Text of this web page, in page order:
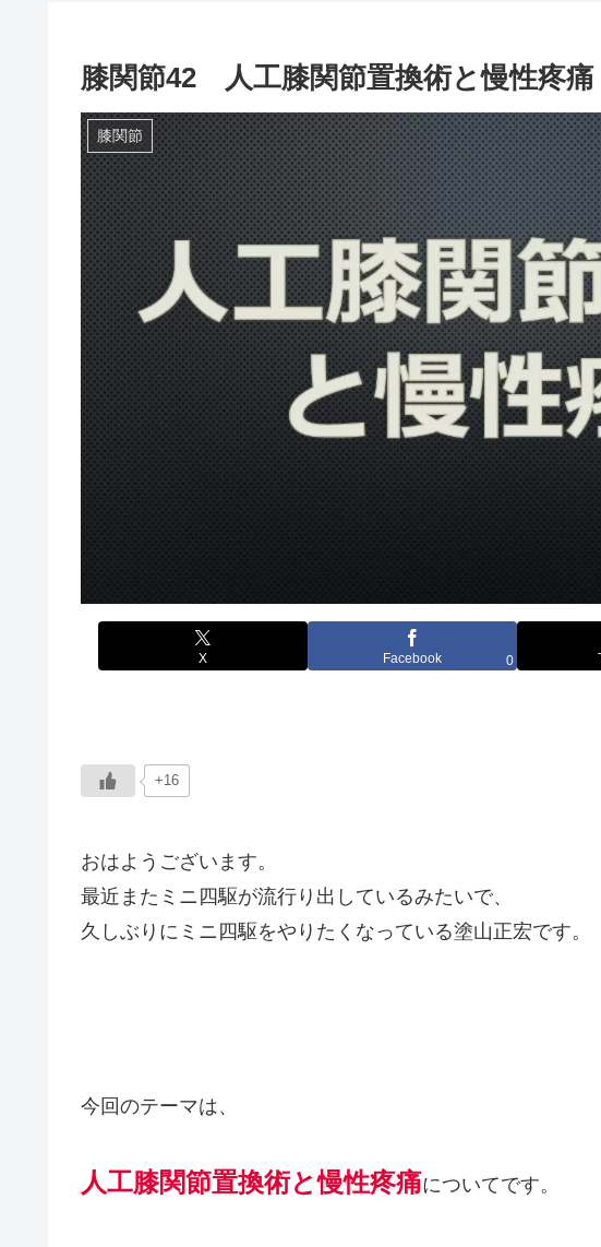
膝関節42 人工膝関節置換術と慢性疼痛
膝関節
X Facebook 0
+16
おはようございます。
最近またミニ四駆が流行り出しているみたいで、
久しぶりにミニ四駆をやりたくなっている塗山正宏です。
今回のテーマは、
人工膝関節置換術と慢性疼痛についてです。